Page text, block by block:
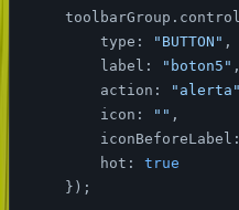
type : "BUTTON" ,
label : "boton5" ,
action : "alerta"
icon : "" ,
iconBeforeLabel
hot : true
    });